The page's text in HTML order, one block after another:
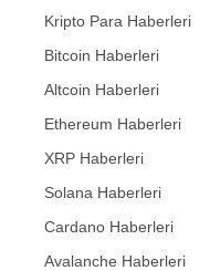
Kripto Para Haberleri
Bitcoin Haberleri
Altcoin Haberleri
Ethereum Haberleri
XRP Haberleri
Solana Haberleri
Cardano Haberleri
Avalanche Haberleri